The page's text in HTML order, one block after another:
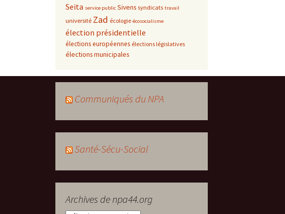
Seita service public Sivens syndicats travail
université Zad écologie écosocialisme
élection présidentielle
élections européennes élections législatives
élections municipales
Communiqués du NPA
Santé-Sécu-Social
Archives de npa44.org